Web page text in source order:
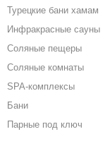
Турецкие бани хамам
Инфракрасные сауны
Соляные пещеры
Соляные комнаты
SPA-комплексы
Бани
Парные под ключ